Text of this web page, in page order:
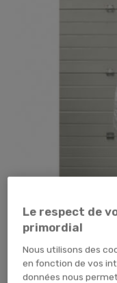
Le respect de
primordial
Nous utilisons des
en fonction de vos
données nous